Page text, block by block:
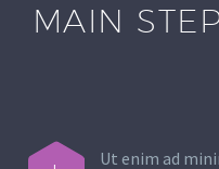
MAIN
Ut enim ad